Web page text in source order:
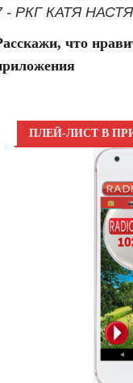
- РКГ КАТЯ
что
ПЛЕЙ-ЛИСТ В